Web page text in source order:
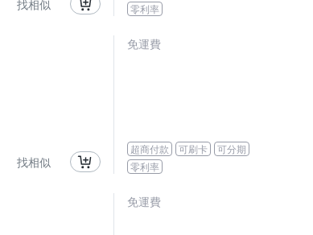
找相似 零利率
找相似
免運費
超商付款 可刷卡
可分期
零利率
免運費